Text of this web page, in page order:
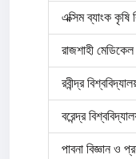
এক্সিম ব্যাংক কৃষি
রাজশাহী
রবীন্দ্র
বরেন্দ্র
পাবনা বিজ্ঞান ও